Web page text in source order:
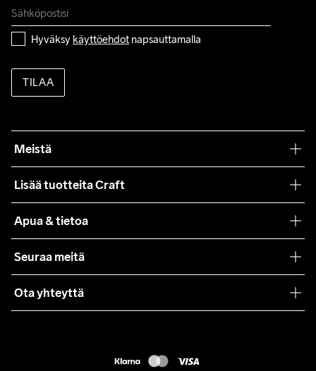
Hyväksy käyttöehdot napsauttamalla
TILAA
Meistä
Lisää tuotteita Craft
Yhteistyöt
Lehdistö
Apua & tietoa
Käyttöehdot
Asiakaspalvelu
Seuraa meitä
Ota yhteyttä